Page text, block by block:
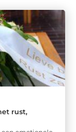
rust,